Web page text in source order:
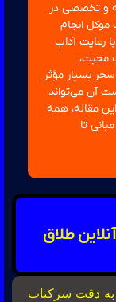
در
آداب
مؤثر
همه
طلاق
سرکتاب